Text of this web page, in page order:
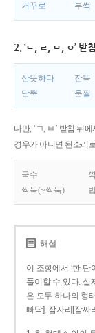
거꾸로
부썩
2. ‘ㄴ, ㄹ, ㅁ, ㅇ’ 받
산뜻하다 잔뜩
담뿍
움찔
다만, ‘ㄱ, ㅂ’ 받침 뒤
경우가 아니면 된소리
국수
싹둑(~싹둑)
해설
이 조항에서 ‘한 단
풀이할 수 있다. 실
은 모두 하나의 형
빠닥], 잠자리[잠짜